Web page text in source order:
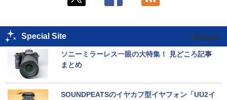
Special Site
ソニーミラーレス一眼の大特集！ 見どころ記事
まとめ
SOUNDPEATSのイヤカフ型イヤフォン「UU2イ